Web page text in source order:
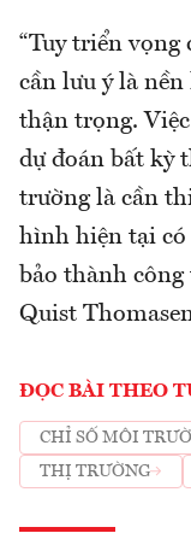
“Tuy triển vọng
cần lưu ý là
thận trọng.
dự đoán bất kỳ
trường là cần
hình hiện tại có
bảo thành
Quist
ĐỌC BÀI THEO
CHỈ SỐ MÔI
THỊ TRƯỜNG